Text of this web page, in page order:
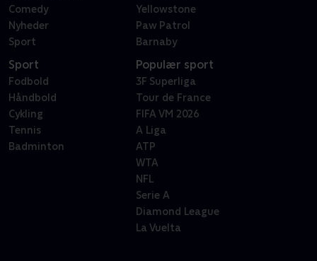
Comedy
Nyheder
Sport
Yellowstone
Paw Patrol
Barnaby
Sport
Fodbold
Håndbold
Cykling
Tennis
Badminton
Populær sport
3F Superliga
Tour de France
FIFA VM 2026
A Liga
ATP
WTA
NFL
Serie A
Diamond League
La Vuelta